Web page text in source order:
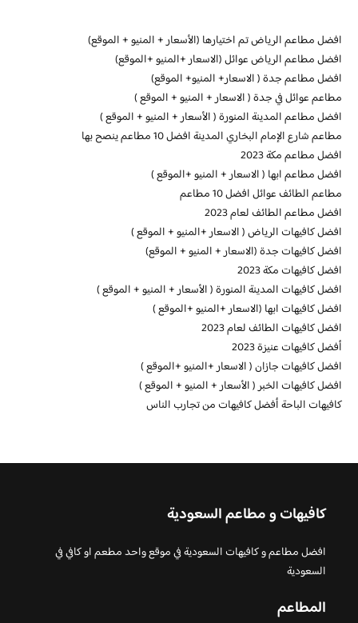
افضل مطاعم الرياض تم اختيارها (الأسعار + المنيو + الموقع)
افضل مطاعم الرياض عوائل (الاسعار +المنيو +الموقع)
افضل مطاعم جدة ( الاسعار+ المنيو+ الموقع)
مطاعم عوائل في جدة ( الاسعار + المنيو + الموقع )
افضل مطاعم المدينة المنورة ( الأسعار + المنيو + الموقع )
مطاعم شارع الإمام البخاري المدينة افضل 10 مطاعم ينصح بها
افضل مطاعم مكة 2023
افضل مطاعم ابها ( الاسعار + المنيو +الموقع )
مطاعم الطائف عوائل افضل 10 مطاعم
افضل مطاعم الطائف لعام 2023
افضل كافيهات الرياض ( الاسعار +المنيو + الموقع )
افضل كافيهات جدة (الاسعار + المنيو + الموقع)
افضل كافيهات مكة 2023
افضل كافيهات المدينة المنورة ( الأسعار + المنيو + الموقع )
افضل كافيهات ابها (الاسعار +المنيو +الموقع )
افضل كافيهات الطائف لعام 2023
أفضل كافيهات عنيزة 2023
افضل كافيهات جازان ( الاسعار +المنيو +الموقع )
افضل كافيهات الخبر ( الأسعار + المنيو + الموقع )
كافيهات الباحة أفضل كافيهات من تجارب الناس
كافيهات و مطاعم السعودية
افضل مطاعم و كافيهات السعودية في موقع واحد مطعم او كافي في
السعودية
المطاعم